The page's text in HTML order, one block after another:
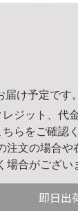
け予定です。
ジット、代
ちら をご確認
注文の場合や
場合がござい
即日出